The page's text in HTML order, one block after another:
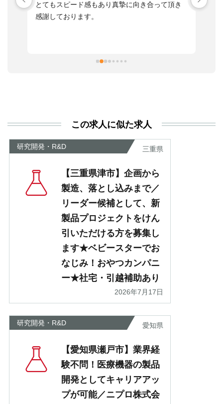
とてもスピード感もあり真摯に向き合って頂き
感謝しております。
が
この求人に似た求人
研究開発・R&D 三重県
【三重県津市】企画から
製造、落とし込みまで／
リーダー候補として、新
製品プロジェクトをけん
引いただける方を募集し
ます★ベビースターでお
なじみ！おやつカンパニ
ー★社宅・引越補助あり
2026年7月17日
研究開発・R&D 愛知県
【愛知県瀬戸市】業界経
験不問！医療機器の製品
開発としてキャリアアッ
プが可能／ニプロ株式会